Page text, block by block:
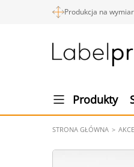
Produkcja na wymiar
Produkty
STRONA GŁÓWNA